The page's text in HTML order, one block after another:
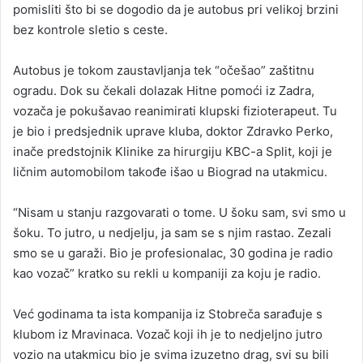
pomisliti što bi se dogodio da je autobus pri velikoj brzini
bez kontrole sletio s ceste.
Autobus je tokom zaustavljanja tek “očešao” zaštitnu
ogradu. Dok su čekali dolazak Hitne pomoći iz Zadra,
vozača je pokušavao reanimirati klupski fizioterapeut. Tu
je bio i predsjednik uprave kluba, doktor Zdravko Perko,
inače predstojnik Klinike za hirurgiju KBC-a Split, koji je
ličnim automobilom takođe išao u Biograd na utakmicu.
“Nisam u stanju razgovarati o tome. U šoku sam, svi smo u
šoku. To jutro, u nedjelju, ja sam se s njim rastao. Zezali
smo se u garaži. Bio je profesionalac, 30 godina je radio
kao vozač” kratko su rekli u kompaniji za koju je radio.
Već godinama ta ista kompanija iz Stobreča sarađuje s
klubom iz Mravinaca. Vozač koji ih je to nedjeljno jutro
vozio na utakmicu bio je svima izuzetno drag, svi su bili